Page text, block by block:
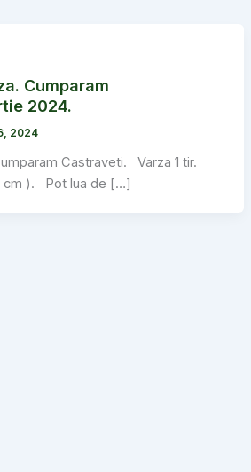
Cumparam
2024.
2024
Castraveti. Varza 1 tir.
cm ). Pot lua de […]